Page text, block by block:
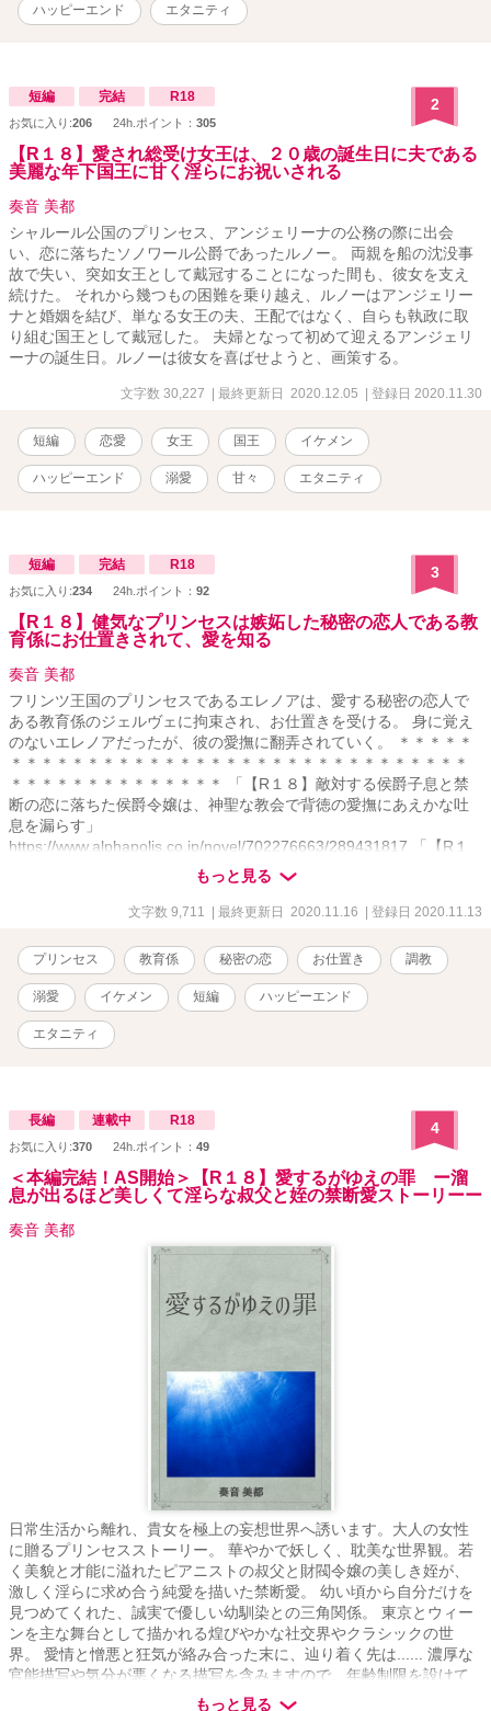
ハッピーエンド エタニティ
短編 完結 R18
お気に入り:206 24h.ポイント： 305
2
【R１８】愛され総受け女王は、２０歳の誕生日に夫である
美麗な年下国王に甘く淫らにお祝いされる
奏音 美都
シャルール公国のプリンセス、アンジェリーナの公務の際に出会
い、恋に落ちたソノワール公爵であったルノー。 両親を船の沈没事
故で失い、突如女王として戴冠することになった間も、彼女を支え
続けた。 それから幾つもの困難を乗り越え、ルノーはアンジェリー
ナと婚姻を結び、単なる女王の夫、王配ではなく、自らも執政に取
り組む国王として戴冠した。 夫婦となって初めて迎えるアンジェリ
ーナの誕生日。ルノーは彼女を喜ばせようと、画策する。
文字数 30,227 | 最終更新日 2020.12.05 | 登録日 2020.11.30
短編 恋愛 女王 国王 イケメン
ハッピーエンド 溺愛 甘々 エタニティ
短編 完結 R18
お気に入り:234 24h.ポイント： 92
3
【R１８】健気なプリンセスは嫉妬した秘密の恋人である教
育係にお仕置きされて、愛を知る
奏音 美都
フリンツ王国のプリンセスであるエレノアは、愛する秘密の恋人で
ある教育係のジェルヴェに拘束され、お仕置きを受ける。 身に覚え
のないエレノアだったが、彼の愛撫に翻弄されていく。 ＊＊＊＊＊
＊＊＊＊＊＊＊＊＊＊＊＊＊＊＊＊＊＊＊＊＊＊＊＊＊＊＊＊＊＊
＊＊＊＊＊＊＊＊＊＊＊＊＊＊ 「【R１８】敵対する侯爵子息と禁
断の恋に落ちた侯爵令嬢は、神聖な教会で背徳の愛撫にあえかな吐
息を漏らす」
https://www.alphapolis.co.jp/novel/702276663/289431817 「【R１
８】箱入り令嬢は密かに慕う執事に夜伽の手解きを受け、快楽に沈
む」 https://www.alphapolis.co.jp/novel/702276663/524431855
「【R１８】英国公爵の妹を演じる令嬢は、偽りの兄である恋人に甘
https://www.alphapolis.co.jp/novel/702276663/373432460
もっと見る
文字数 9,711 | 最終更新日 2020.11.16 | 登録日 2020.11.13
プリンセス 教育係 秘密の恋 お仕置き 調教
溺愛 イケメン 短編 ハッピーエンド
エタニティ
長編 連載中 R18
お気に入り:370 24h.ポイント： 49
4
＜本編完結！AS開始＞【R１８】愛するがゆえの罪 ー溜
息が出るほど美しくて淫らな叔父と姪の禁断愛ストーリーー
奏音 美都
日常生活から離れ、貴女を極上の妄想世界へ誘います。大人の女性
に贈るプリンセスストーリー。 華やかで妖しく、耽美な世界観。若
く美貌と才能に溢れたピアニストの叔父と財閥令嬢の美しき姪が、
激しく淫らに求め合う純愛を描いた禁断愛。 幼い頃から自分だけを
見つめてくれた、誠実で優しい幼馴染との三角関係。 東京とウィー
ンを主な舞台として描かれる煌びやかな社交界やクラシックの世
界。 愛情と憎悪と狂気が絡み合った末に、辿り着く先は...... 濃厚な
官能描写や気分が悪くなる描写を含みますので、年齢制限を設けて
いますが、それ以外にも不快に思う方は読まないで下さい。 殆どの
もっと見る